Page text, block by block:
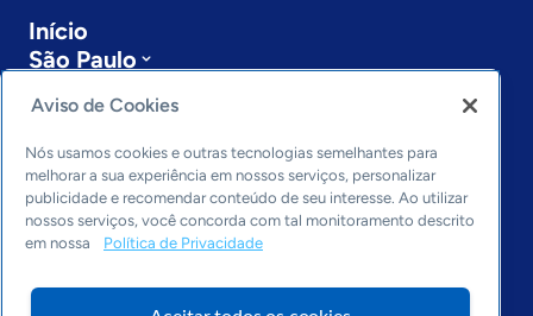
Início
São Paulo
Últimas notícias
Entre em contato
Editorias
Economia & Política
Inovação & Tecnologia
Aviso de Cookies
Nós usamos cookies e outras tecnologias semelhantes para
melhorar a sua experiência em nossos serviços, personalizar
publicidade e recomendar conteúdo de seu interesse. Ao utilizar
nossos serviços, você concorda com tal monitoramento descrito
em nossa
Política de Privacidade